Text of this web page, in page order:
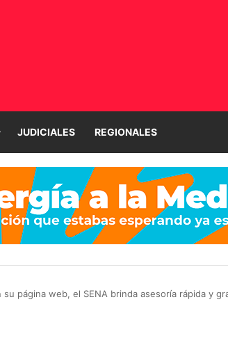
JUDICIALES REGIONALES
su página web, el SENA brinda asesoría rápida y